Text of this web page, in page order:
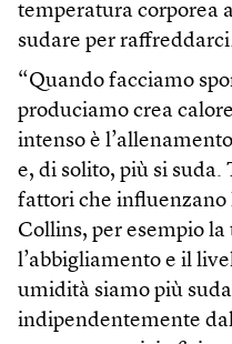
temperatura corporea
sudare per
“Quando facciamo
produciamo crea
intenso è
e, di solito, più si
fattori che influenzano
Collins, per esempio
l’abbigliamento e il
umidità siamo più
indipendentemente